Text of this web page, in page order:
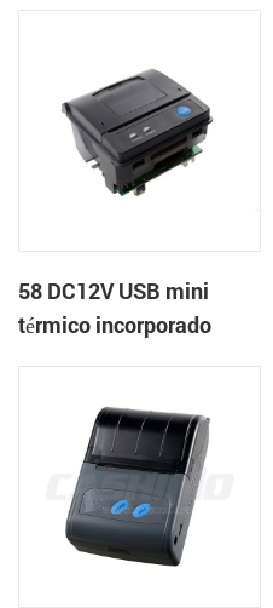
58 DC12V USB mini
térmico incorporado